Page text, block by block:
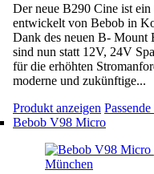
Der neue B290 Cine ist
entwickelt von Bebob in
Dank des neuen B- Mount
sind nun statt 12V, 24V
für die erhöhten
moderne und zukünftige...
Produkt anzeigen
Bebob V98 Micro